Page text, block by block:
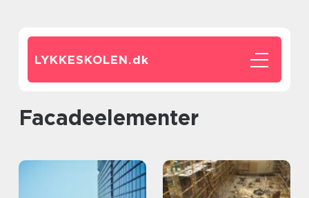
LYKKESKOLEN.dk
facadeelementer